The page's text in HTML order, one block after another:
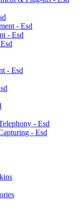
- Esd
- Esd
- Esd
- Esd
- Esd